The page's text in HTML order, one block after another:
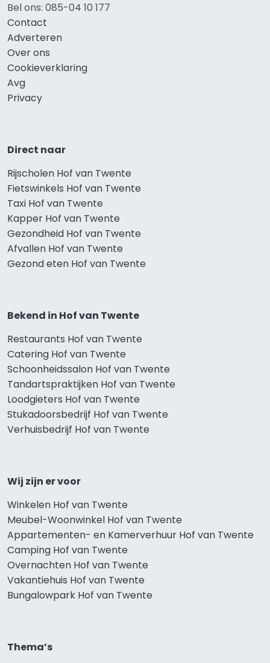
Bel ons: 085-04 10 177
Contact
Adverteren
Over ons
Cookieverklaring
Avg
Privacy
Direct naar
Rijscholen Hof van Twente
Fietswinkels Hof van Twente
Taxi Hof van Twente
Kapper Hof van Twente
Gezondheid Hof van Twente
Afvallen Hof van Twente
Gezond eten Hof van Twente
Bekend in Hof van Twente
Restaurants Hof van Twente
Catering Hof van Twente
Schoonheidssalon Hof van Twente
Tandartspraktijken Hof van Twente
Loodgieters Hof van Twente
Stukadoorsbedrijf Hof van Twente
Verhuisbedrijf Hof van Twente
Wij zijn er voor
Winkelen Hof van Twente
Meubel-Woonwinkel Hof van Twente
Appartementen- en Kamerverhuur Hof van Twente
Camping Hof van Twente
Overnachten Hof van Twente
Vakantiehuis Hof van Twente
Bungalowpark Hof van Twente
Thema’s